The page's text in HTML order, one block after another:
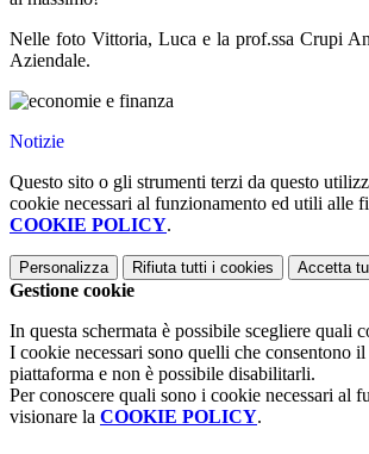
Nelle foto Vittoria, Luca e la prof.ssa Crupi
Aziendale.
Notizie
Questo sito o gli strumenti terzi da questo
cookie necessari al funzionamento ed utili alle
COOKIE POLICY.
Personalizza Rifiuta tutti i cookies Accetta
Gestione cookie
In questa schermata è possibile scegliere quali
I cookie necessari sono quelli che consentono
piattaforma e non è possibile disabilitarli.
Per conoscere quali sono i cookie necessari al
visionare la COOKIE POLICY.